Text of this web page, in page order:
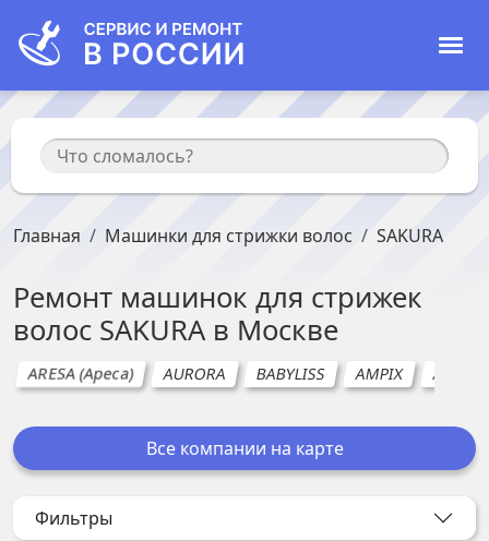
Главная Машинки для стрижки волос SAKURA
Ремонт машинок для стрижек
волос SAKURAв Москве
ARESA (Ареса) AURORA BABYLISS AMPIX ANDIS
Все компании на карте
Фильтры